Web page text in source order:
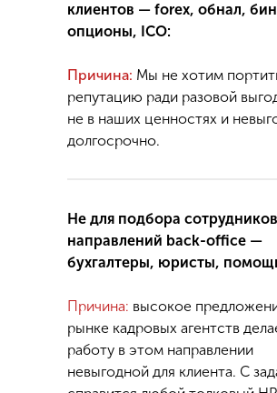
Не для подбора сотрудников
направлений back-office —
бухгалтеры, юристы,
Причина: высокое
рынке кадровых агентств
работу в этом направлении
невыгодной для клиента. С
клиентов — forex, oбнал,
опционы, ICO:
Причина: Мы не хотим
репутацию ради разовой
не в наших ценностях и
долгосрочно.